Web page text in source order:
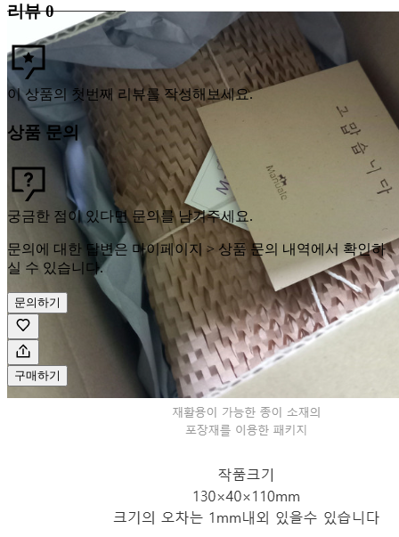
리뷰 0
이 상품의 첫번째 리뷰를 작성해보세요.
상품 문의
궁금한 점이 있다면 문의를 남겨주세요.
문의에 대한 답변은 마이페이지 > 상품 문의 내역에서 확인하
실 수 있습니다.
문의하기
구매하기